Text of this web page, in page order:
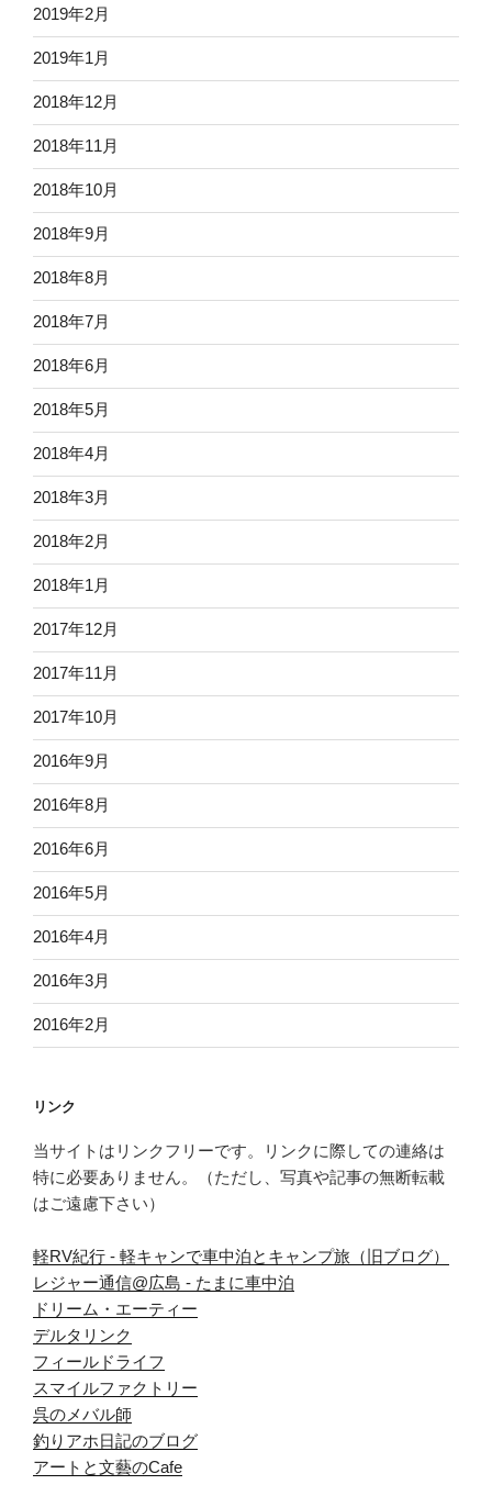
2019年2月
2019年1月
2018年12月
2018年11月
2018年10月
2018年9月
2018年8月
2018年7月
2018年6月
2018年5月
2018年4月
2018年3月
2018年2月
2018年1月
2017年12月
2017年11月
2017年10月
2016年9月
2016年8月
2016年6月
2016年5月
2016年4月
2016年3月
2016年2月
リンク
当サイトはリンクフリーです。リンクに際しての連絡は
特に必要ありません。（ただし、写真や記事の無断転載
はご遠慮下さい）
軽RV紀行 - 軽キャンで車中泊とキャンプ旅（旧ブログ）
レジャー通信@広島 - たまに車中泊
ドリーム・エーティー
デルタリンク
フィールドライフ
スマイルファクトリー
呉のメバル師
釣りアホ日記のブログ
アートと文藝のCafe